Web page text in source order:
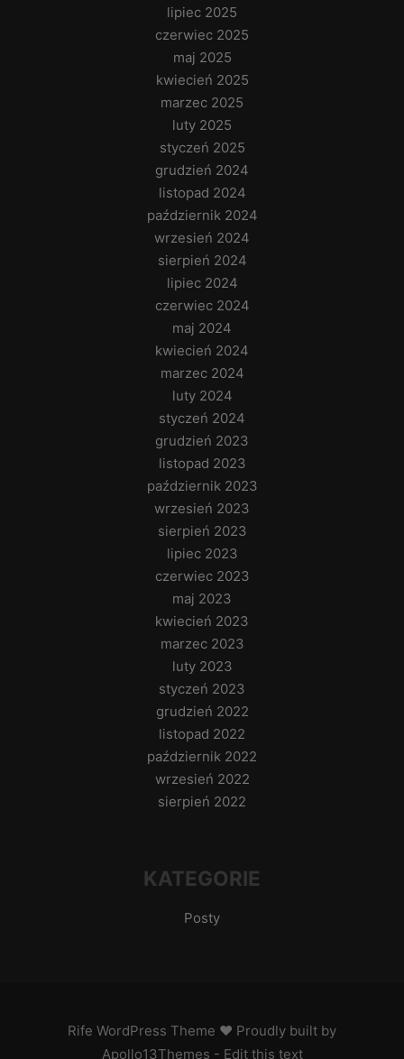
lipiec 2025
czerwiec 2025
maj 2025
kwiecień 2025
marzec 2025
luty 2025
styczeń 2025
grudzień 2024
listopad 2024
październik 2024
wrzesień 2024
sierpień 2024
lipiec 2024
czerwiec 2024
maj 2024
kwiecień 2024
marzec 2024
luty 2024
styczeń 2024
grudzień 2023
listopad 2023
październik 2023
wrzesień 2023
sierpień 2023
lipiec 2023
czerwiec 2023
maj 2023
kwiecień 2023
marzec 2023
luty 2023
styczeń 2023
grudzień 2022
listopad 2022
październik 2022
wrzesień 2022
sierpień 2022
KATEGORIE
Posty
Rife WordPress Theme ♥ Proudly built by
Apollo13Themes - Edit this text